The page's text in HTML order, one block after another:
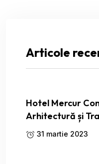
Articole
Hotel Mercur
Arhitectură și
31 martie 2023